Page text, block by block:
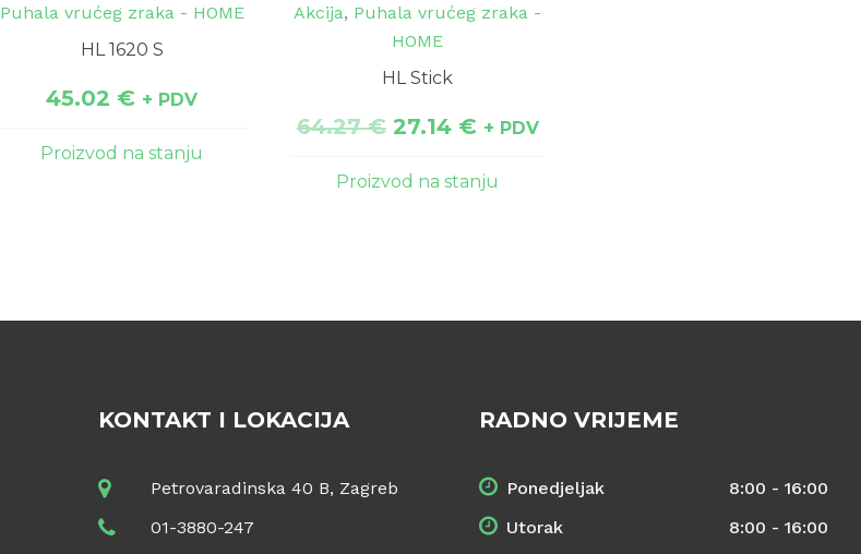
Puhala vrućeg zraka - HOME
HL 1620 S
45.02 € + PDV
Proizvod na stanju
Akcija, Puhala vrućeg zraka -
HOME
HL Stick
64.27€ 27.14 € + PDV
Proizvod na stanju
KONTAKT I LOKACIJA
Petrovaradinska 40 B, Zagreb
01-3880-247
RADNO VRIJEME
Ponedjeljak
8:00 - 16:00
Utorak
8:00 - 16:00